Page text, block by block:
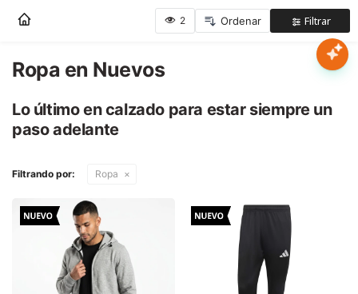
Nota:
este
web
incluye
sistema
Ropa en Nuevos
Lo último en calzado para estar siempre un
paso adelante
Filtrando por: Ropa
Mujer
Hombre
Niños
Accesorios
Marcas